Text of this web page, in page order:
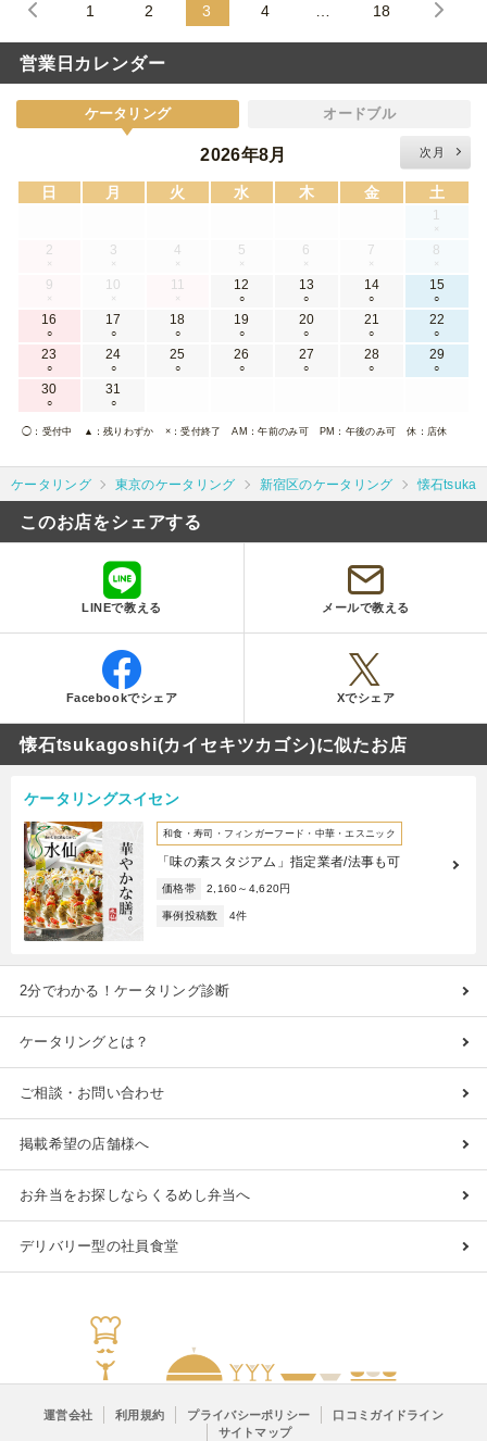
1 2 3 4 18
営業日カレンダー
ケータリング オードブル
2026年8月 次月
日 月 火 水 木 金 土
1
×
2
×
3
×
4
×
5
×
6
×
7
×
8
×
9
×
10
×
11
×
12
○
13
○
14
○
15
○
16
○
17
○
18
○
19
○
20
○
21
○
22
○
23
○
24
○
25
○
26
○
27
○
28
○
29
○
30
○
31
○
◯ ：受付中 ▲ ：残りわずか ×：受付終了 AM ：午前のみ可 PM ：午後のみ可 休 ：店休
ケータリング 東京のケータリング 新宿区のケータリング 懐石
このお店をシェアする
LINEで教える メールで教える
Facebookでシェア Xでシェア
懐石tsukagoshi(カイセキツカゴシ)に似たお店
ケータリングスイセン
和食・寿司・フィンガーフード・中華・エスニック
「味の素スタジアム」指定業者/法事も可
価格帯 2,160～4,620円
事例投稿数 4件
2分でわかる！ケータリング診断
ケータリングとは？
ご相談・お問い合わせ
掲載希望の店舗様へ
お弁当をお探しならくるめし弁当へ
デリバリー型の社員食堂
運営会社 利用規約 プライバシーポリシー
口コミガイドライン
サイトマップ